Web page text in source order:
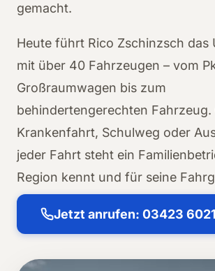
gemacht.
Heute führt Rico Zschinzsch das
mit über 40 Fahrzeugen – vom
Großraumwagen bis zum
behindertengerechten Fahrzeug.
Krankenfahrt, Schulweg oder
jeder Fahrt steht ein
Region kennt und für seine
Jetzt anrufen: 03423